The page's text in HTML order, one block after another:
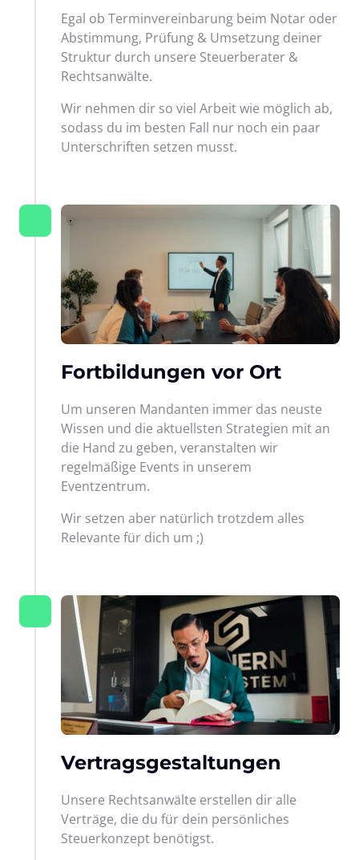
Egal ob Terminvereinbarung beim Notar oder
Abstimmung, Prüfung & Umsetzung deiner
Struktur durch unsere Steuerberater &
Rechtsanwälte.
Wir nehmen dir so viel Arbeit wie möglich ab,
sodass du im besten Fall nur noch ein paar
Unterschriften setzen musst.
Fortbildungen vor Ort
Um unseren Mandanten immer das neuste
Wissen und die aktuellsten Strategien mit an
die Hand zu geben, veranstalten wir
regelmäßige Events in unserem
Eventzentrum.
Wir setzen aber natürlich trotzdem alles
Relevante für dich um ;)
Vertragsgestaltungen
Unsere Rechtsanwälte erstellen dir alle
Verträge, die du für dein persönliches
Steuerkonzept benötigst.